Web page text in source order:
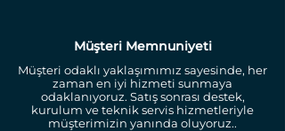
Müşteri Memnuniyeti
Müşteri odaklı yaklaşımımız sayesinde, her
zaman en iyi hizmeti sunmaya
odaklanıyoruz. Satış sonrası destek,
kurulum ve teknik servis hizmetleriyle
müşterimizin yanında oluyoruz..